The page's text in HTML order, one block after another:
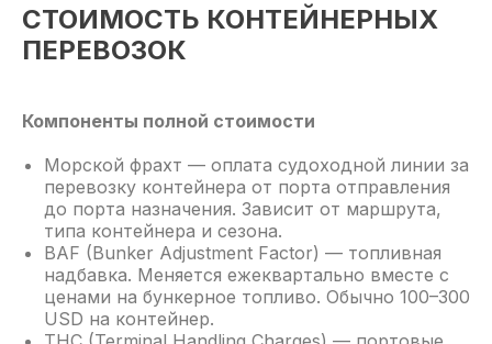
СТОИМОСТЬ КОНТЕЙНЕРНЫХ
ПЕРЕВОЗОК
Компоненты полной стоимости
Морской фрахт — оплата судоходной линии за
перевозку контейнера от порта отправления
до порта назначения. Зависит от маршрута,
типа контейнера и сезона.
BAF (Bunker Adjustment Factor) — топливная
надбавка. Меняется ежеквартально вместе с
ценами на бункерное топливо. Обычно 100–300
USD на контейнер.
Разработка маршрута